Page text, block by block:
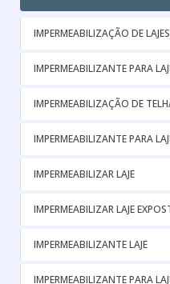
IMPERMEABILIZAÇÃO DE LAJES
IMPERMEABILIZANTE PARA
IMPERMEABILIZAÇÃO DE
IMPERMEABILIZANTE PARA
IMPERMEABILIZAR LAJE
IMPERMEABILIZAR LAJE
IMPERMEABILIZANTE LAJE
IMPERMEABILIZANTE PARA